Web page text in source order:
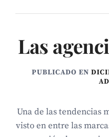
Las
PUBLICADO EN
Una de las tendencias
visto en entre las